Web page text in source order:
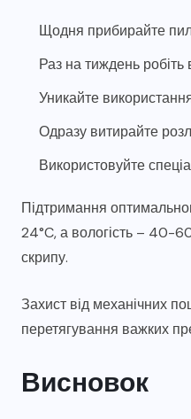
Щодня прибирайте
Раз на тиждень
Уникайте
Одразу витирайте
Використовуйте
Підтримання
24°C, а вологість – 40-
скрипу.
Захист від механічних
перетягування важких
Висновок